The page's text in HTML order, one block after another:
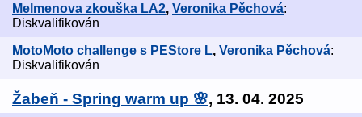
Melmenova zkouška LA2, Veronika Pěchová:
Diskvalifikován
MotoMoto challenge s PEStore L, Veronika Pěchová:
Diskvalifikován
Žabeň - Spring warm up 🌸, 13. 04. 2025